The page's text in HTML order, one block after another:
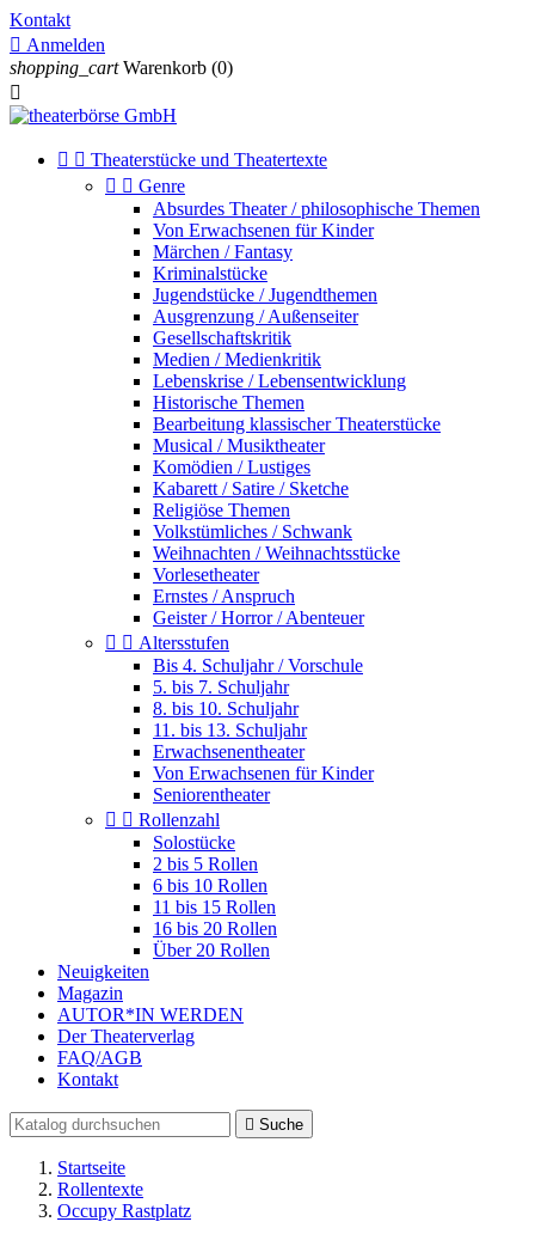
Kontakt
 Anmelden
shopping_cart Warenkorb (0)

  Theaterstücke und Theatertexte
  Genre
Absurdes Theater / philosophische Themen
Von Erwachsenen für Kinder
Märchen / Fantasy
Kriminalstücke
Jugendstücke / Jugendthemen
Ausgrenzung / Außenseiter
Gesellschaftskritik
Medien / Medienkritik
Lebenskrise / Lebensentwicklung
Historische Themen
Bearbeitung klassischer Theaterstücke
Musical / Musiktheater
Komödien / Lustiges
Kabarett / Satire / Sketche
Religiöse Themen
Volkstümliches / Schwank
Weihnachten / Weihnachtsstücke
Vorlesetheater
Ernstes / Anspruch
Geister / Horror / Abenteuer
  Altersstufen
Bis 4. Schuljahr / Vorschule
5. bis 7. Schuljahr
8. bis 10. Schuljahr
11. bis 13. Schuljahr
Erwachsenentheater
Von Erwachsenen für Kinder
Seniorentheater
  Rollenzahl
Solostücke
2 bis 5 Rollen
6 bis 10 Rollen
11 bis 15 Rollen
16 bis 20 Rollen
Über 20 Rollen
Neuigkeiten
Magazin
AUTOR*IN WERDEN
Der Theaterverlag
FAQ/AGB
Kontakt
 Suche
Startseite
Rollentexte
Occupy Rastplatz